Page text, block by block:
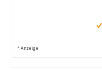
* Anzeige